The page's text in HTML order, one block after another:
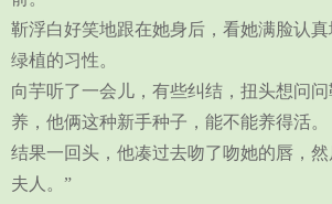
靳浮白好笑地跟在她身后，看她满脸认
绿植的习性。
向芋听了一会儿，有些纠结，扭头想问
养，他俩这种新手种子，能不能养得活。
结果一回头，他凑过去吻了吻她的唇，
夫人。”